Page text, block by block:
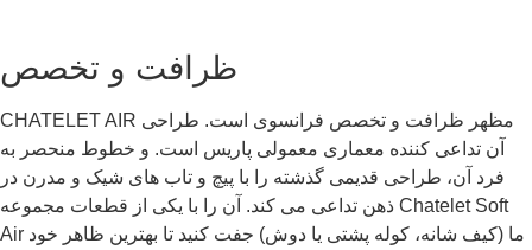
ظرافت و تخصص
CHATELET AIR مظهر ظرافت و تخصص فرانسوی است. طراحی
آن تداعی کننده معماری معمولی پاریس است. و خطوط منحصر به
فرد آن، طراحی قدیمی گذشته را با پیچ و تاب های شیک و مدرن در
ذهن تداعی می کند. آن را با یکی از قطعات مجموعه Chatelet Soft
Air ما (کیف شانه، کوله پشتی یا دوش) جفت کنید تا بهترین ظاهر خود